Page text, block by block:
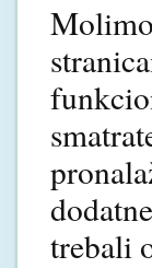
trebali